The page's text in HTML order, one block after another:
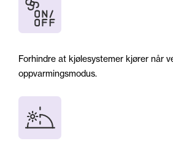
Forhindre at kjølesystemer kjører når
oppvarmingsmodus.